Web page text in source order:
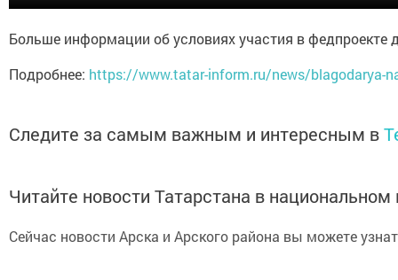
Больше информации об условиях участия в федпроекте
Подробнее: https://www.tatar-inform.ru/news/blagodarya-
Следите за самым важным и интересным в
Читайте новости Татарстана в
Сейчас новости Арска и Арского района вы можете